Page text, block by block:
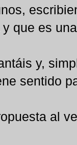
que es
y,
sentido
al